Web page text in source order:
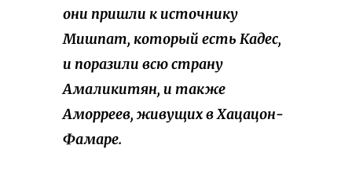
они пришли к источнику
Мишпат, который есть Кадес,
и поразили всю страну
Амаликитян, и также
Аморреев, живущих в Хацацон-
Фамаре.